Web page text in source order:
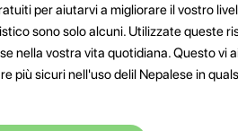
per aiutarvi a migliorare il vostro
sono solo alcuni. Utilizzate queste
nella vostra vita quotidiana. Questo vi
più sicuri nell'uso delil Nepalese in